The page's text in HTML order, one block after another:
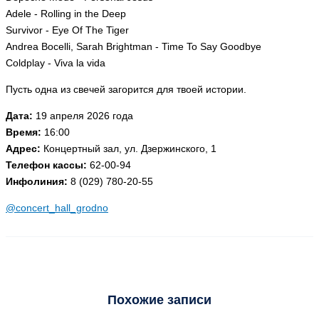
Adele - Rolling in the Deep
Survivor - Eye Of The Tiger
Andrea Bocelli, Sarah Brightman - Time To Say Goodbye
Coldplay - Viva la vida
Пусть одна из свечей загорится для твоей истории.
Дата: 19 апреля 2026 года
Время: 16:00
Адрес: Концертный зал, ул. Дзержинского, 1
Телефон кассы: 62-00-94
Инфолиния: 8 (029) 780-20-55
@concert_hall_grodno
Похожие записи